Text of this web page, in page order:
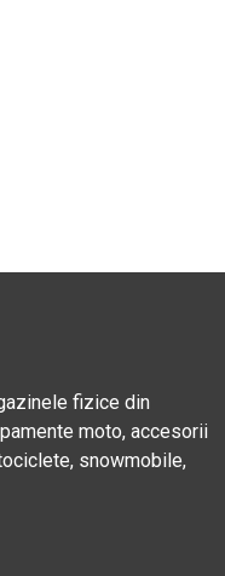
fizice din
moto, accesorii
snowmobile,